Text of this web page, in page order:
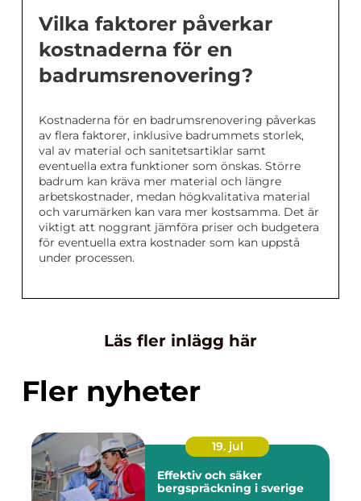
Vilka faktorer påverkar
kostnaderna för en
badrumsrenovering?
Kostnaderna för en badrumsrenovering påverkas
av flera faktorer, inklusive badrummets storlek,
val av material och sanitetsartiklar samt
eventuella extra funktioner som önskas. Större
badrum kan kräva mer material och längre
arbetskostnader, medan högkvalitativa material
och varumärken kan vara mer kostsamma. Det är
viktigt att noggrant jämföra priser och budgetera
för eventuella extra kostnader som kan uppstå
under processen.
Läs fler inlägg här
Fler nyheter
19. jul
Effektiv och säker
bergspräckning i sverige